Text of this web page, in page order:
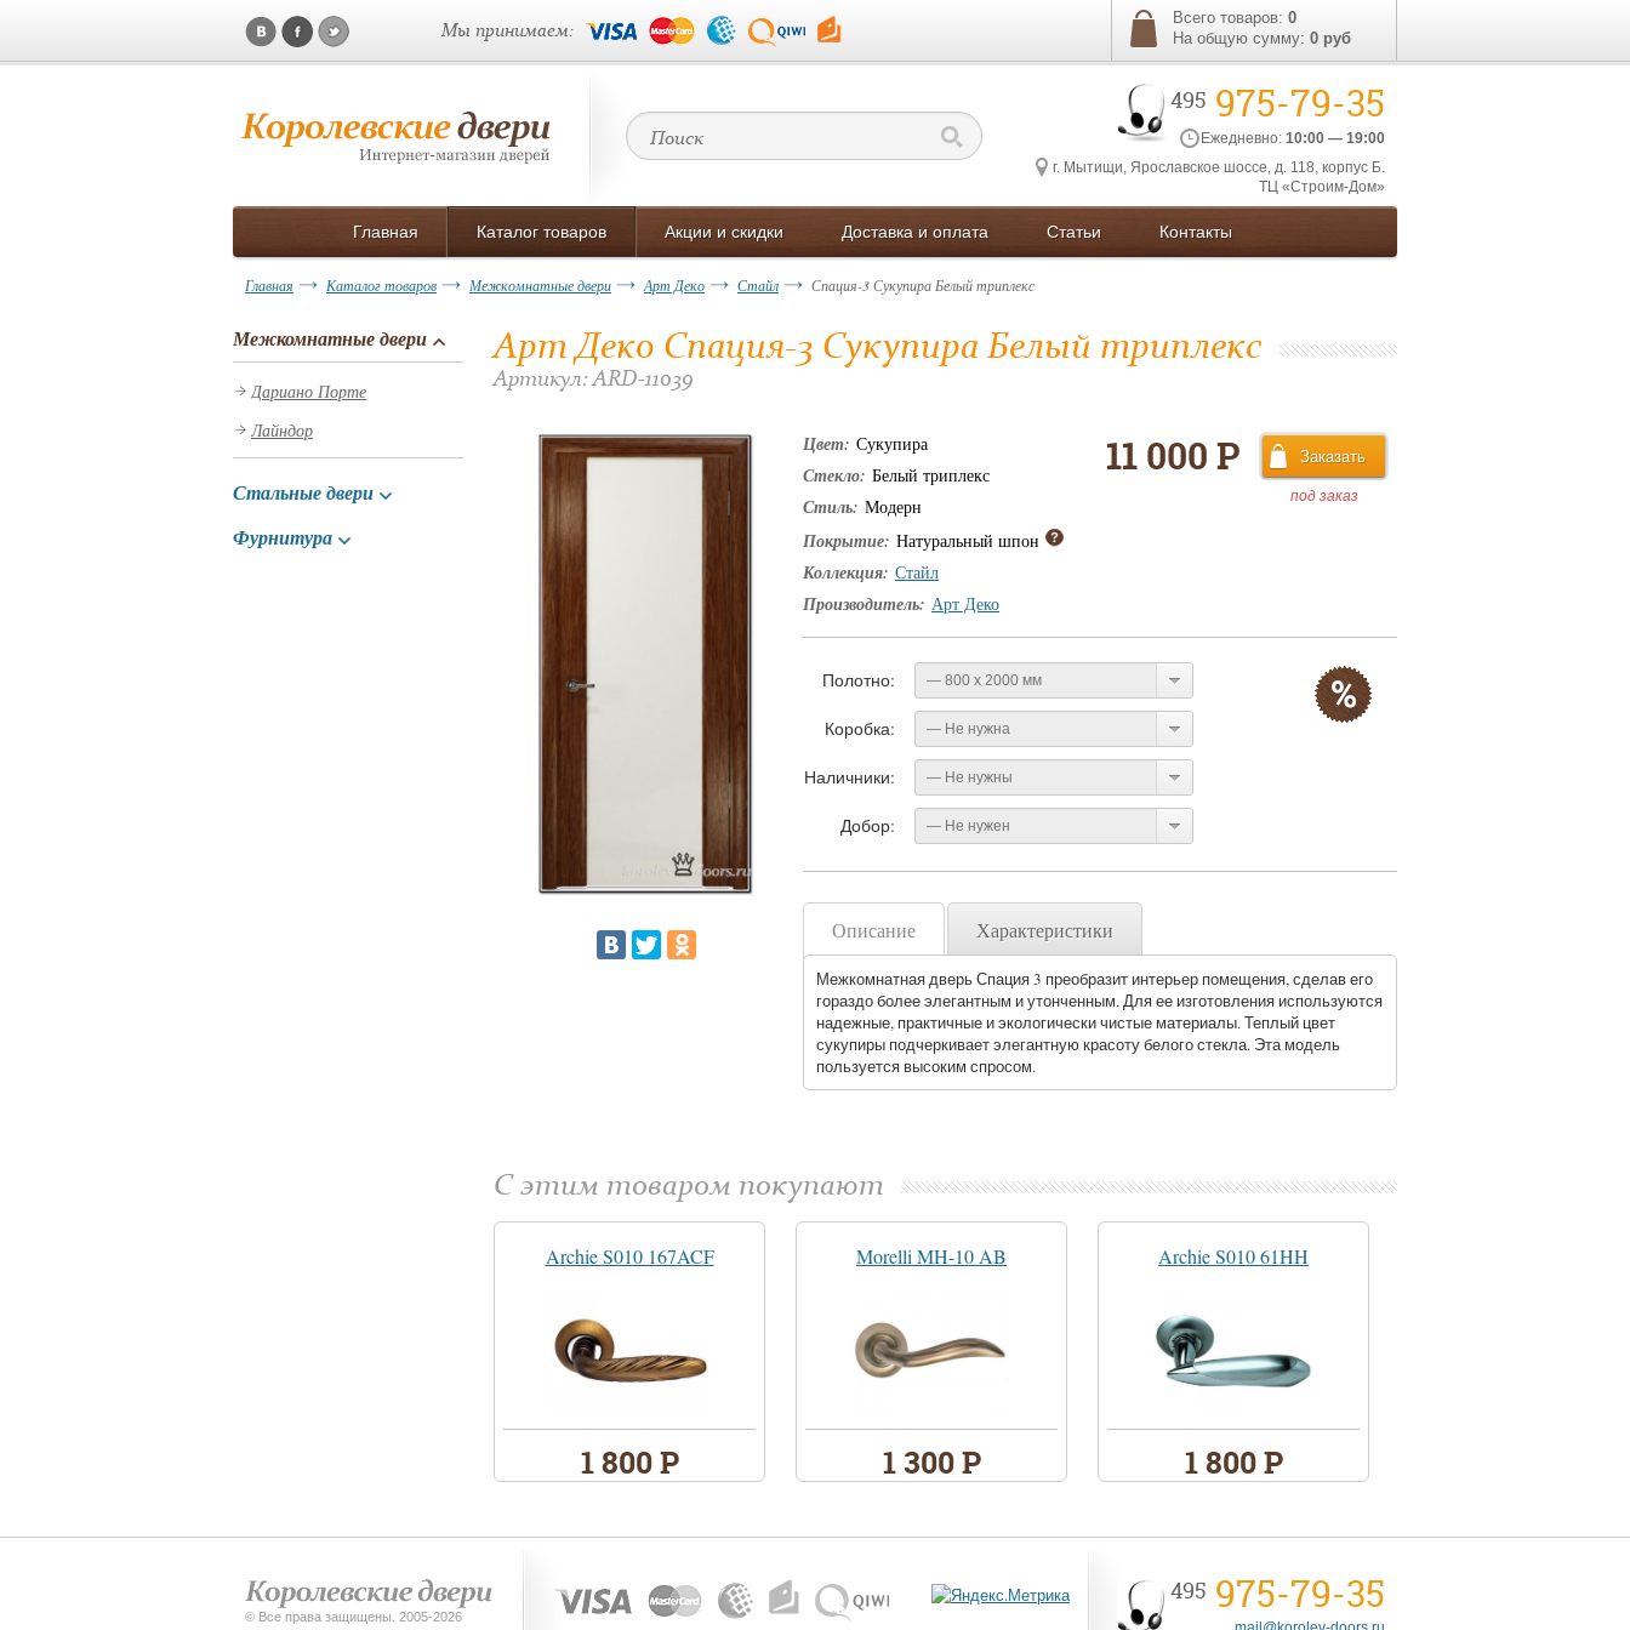
Мы принимаем:
Всего товаров: 0
На общую сумму: 0 руб
495 975-79-35
Ежедневно: 10:00 — 19:00
г. Мытищи, Ярославское шоссе, д. 118, корпус Б.
ТЦ «Строим-Дом»
Главная Каталог товаров Акции и скидки Доставка и оплата Статьи Контакты
Главная Каталог товаров Межкомнатные двери Арт Деко Стайл Спация-3 Сукупира Белый триплекс
Межкомнатные двери
Дариано Порте
Лайндор
Стальные двери
Фурнитура
Арт Деко Спация-3 Сукупира Белый триплекс
Артикул: ARD-11039
Цвет: Сукупира
Стекло: Белый триплекс
Стиль: Модерн
Покрытие: Натуральный шпон
Коллекция: Стайл
Производитель: Арт Деко
11 000 Р
под заказ
Полотно: — 800 x 2000 мм
Коробка: — Не нужна
Наличники: — Не нужны
Добор: — Не нужен
Описание Характеристики
Межкомнатная дверь Спация 3 преобразит интерьер помещения, сделав его
гораздо более элегантным и утонченным. Для ее изготовления используются
надежные, практичные и экологически чистые материалы. Теплый цвет
сукупиры подчеркивает элегантную красоту белого стекла. Эта модель
пользуется высоким спросом.
С этим товаром покупают
Archie S010 167ACF
1 800 Р
Morelli MH-10 AB
1 300 Р
Archie S010 61HH
1 800 Р
© Все права защищены. 2005-2026
495 975-79-35